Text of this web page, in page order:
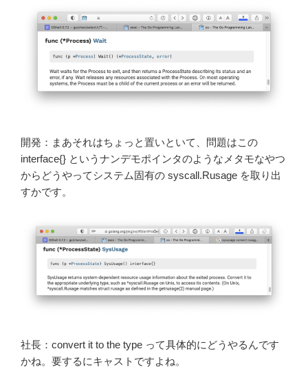
開発：まあそれはちょっと置いといて、問題はこの
interface{} というナンデモポインタのようなメタモなやつ
からどうやってシステム固有の syscall.Rusage を取り出
すかです。
社長：convert it to the type って具体的にどうやるんです
かね。要するにキャストですよね。